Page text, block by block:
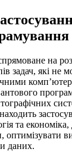
на
задач, які не
та
оптимізувати
даних.